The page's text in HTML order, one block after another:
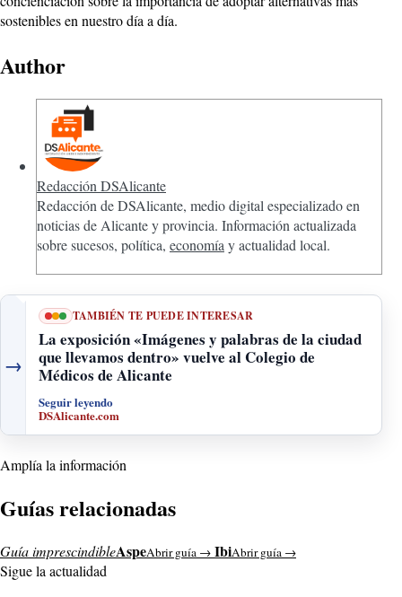
sostenibles en nuestro día a día.
Author
Redacción DSAlicante
Redacción de DSAlicante, medio digital especializado en
noticias de Alicante y provincia. Información actualizada
sobre sucesos, política, economía y actualidad local.
→
TAMBIÉN TE PUEDE INTERESAR
La exposición «Imágenes y palabras de la ciudad
que llevamos dentro» vuelve al Colegio de
Médicos de Alicante
Seguir leyendo
DSAlicante.com
Amplía la información
Guías relacionadas
Guía imprescindibleAspeAbrir guía → IbiAbrir guía →
Sigue la actualidad